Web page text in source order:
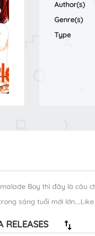
Author(s)
Genre(s)
Type
Boy thì đây là câu
sáng tuổi mới
RELEASES